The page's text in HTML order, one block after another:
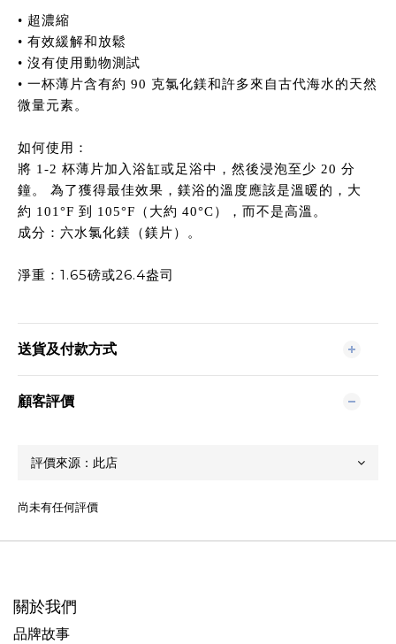
• 超濃縮
• 有效緩解和放鬆
• 沒有使用動物測試
• 一杯薄片含有約 90 克氯化鎂和許多來自古代海水的天然
微量元素。
如何使用：
將 1-2 杯薄片加入浴缸或足浴中，然後浸泡至少 20 分
鐘。 為了獲得最佳效果，鎂浴的溫度應該是溫暖的，大
約 101°F 到 105°F （大約 40°C），而不是高溫。
成分：六水氯化鎂（鎂片）。
淨重： 1.65磅或26.4盎司
送貨及付款方式
顧客評價
尚未有任何評價
關於我們
品牌故事